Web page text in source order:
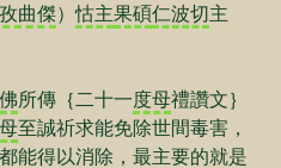
曲傑）怙主果碩仁波切主
所傳｛二十一度母禮讚文｝
至誠祈求能免除世間毒害，
能得以消除，最主要的就是